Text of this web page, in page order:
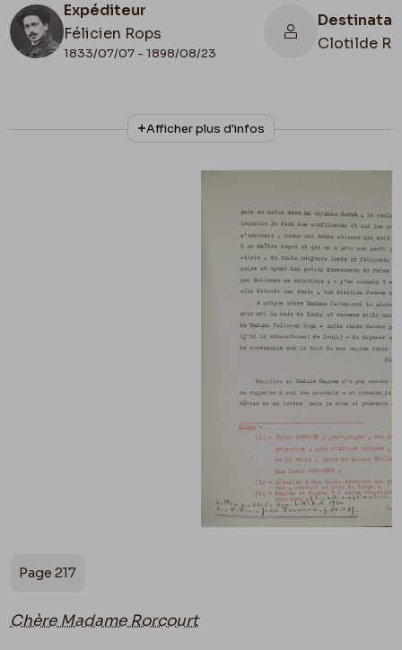
Expéditeur
Félicien Rops
1833/07/07 - 1898/08/23
Clotilde
N° d'inventaire
8810/t4/p217+8810/t4/p218
belgique, Bruxelles, Musées Royaux des
Beaux-Arts de Belgique, Archives de l'Art
Afficher plus d'infos
Page 217
Chère Madame Rorcourt